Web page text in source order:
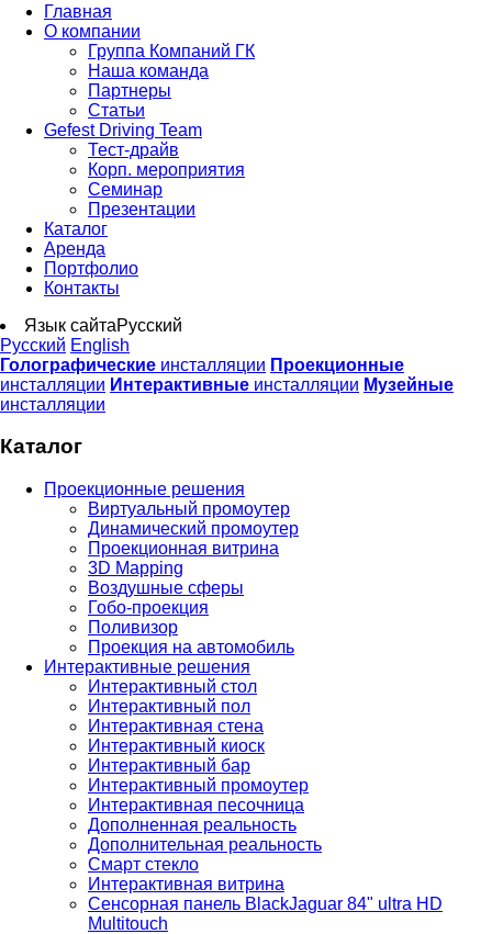
Главная
О компании
Группа Компаний ГК
Наша команда
Партнеры
Статьи
Gefest Driving Team
Тест-драйв
Корп. мероприятия
Семинар
Презентации
Каталог
Аренда
Портфолио
Контакты
Язык сайтаРусский
Русский English
Голографические инсталляции Проекционные
инсталляции Интерактивные инсталляции Музейные
инсталляции
Каталог
Проекционные решения
Виртуальный промоутер
Динамический промоутер
Проекционная витрина
3D Mapping
Воздушные сферы
Гобо-проекция
Поливизор
Проекция на автомобиль
Интерактивные решения
Интерактивный стол
Интерактивный пол
Интерактивная стена
Интерактивный киоск
Интерактивный бар
Интерактивный промоутер
Интерактивная песочница
Дополненная реальность
Дополнительная реальность
Смарт стекло
Интерактивная витрина
Сенсорная панель BlackJaguar 84" ultra HD
Multitouch